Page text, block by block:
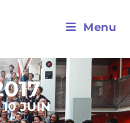
Menu
JUIN